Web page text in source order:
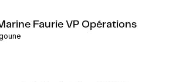
Faurie VP Opérations